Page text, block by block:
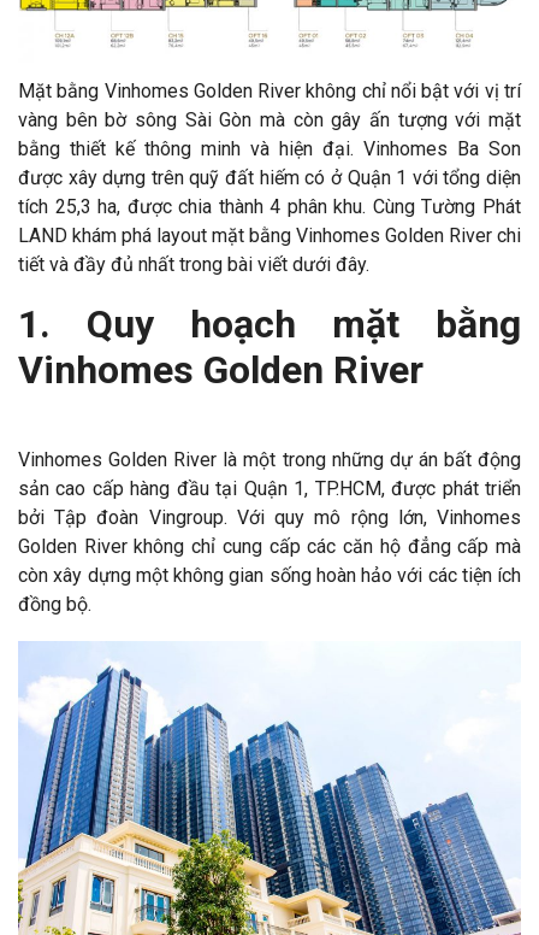
Mặt bằng Vinhomes Golden River không chỉ nổi bật với vị trí
vàng bên bờ sông Sài Gòn mà còn gây ấn tượng với mặt
bằng thiết kế thông minh và hiện đại. Vinhomes Ba Son
được xây dựng trên quỹ đất hiếm có ở Quận 1 với tổng diện
tích 25,3 ha, được chia thành 4 phân khu. Cùng Tường Phát
LAND khám phá layout mặt bằng Vinhomes Golden River chi
tiết và đầy đủ nhất trong bài viết dưới đây.
1. Quy hoạch mặt bằng
Vinhomes Golden River
Vinhomes Golden River là một trong những dự án bất động
sản cao cấp hàng đầu tại Quận 1, TP.HCM, được phát triển
bởi Tập đoàn Vingroup. Với quy mô rộng lớn, Vinhomes
Golden River không chỉ cung cấp các căn hộ đẳng cấp mà
còn xây dựng một không gian sống hoàn hảo với các tiện ích
đồng bộ.